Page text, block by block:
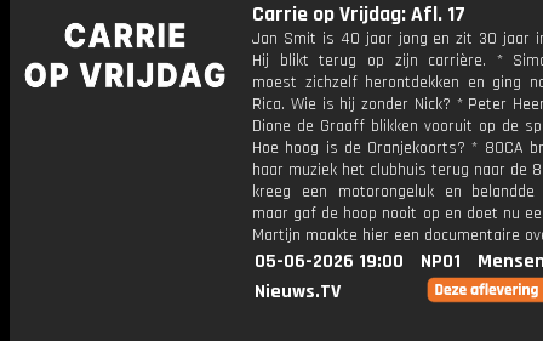
Carrie op Vrijdag: Afl. 17
Jan Smit is 40 jaar jong en zit 30 jaar
Hij blikt terug op zijn carrière. *
moest zichzelf herontdekken en ging
Rica. Wie is hij zonder Nick? * Peter
Dione de Graaff blikken vooruit op de
Hoe hoog is de Oranjekoorts? * 80CA
haar muziek het clubhuis terug naar de
kreeg een motorongeluk en
maar gaf de hoop nooit op en doet nu
Martijn maakte hier een documentaire
05-06-2026 19:00 NPO1
Nieuws.TV